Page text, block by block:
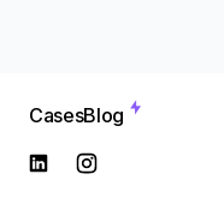
CasesBlog